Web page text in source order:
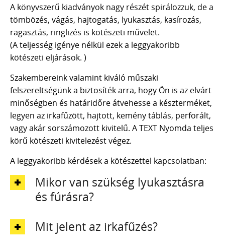
A könyvszerű kiadványok nagy részét spirálozzuk, de a
tömbözés, vágás, hajtogatás, lyukasztás, kasírozás,
ragasztás, ringlizés is kötészeti művelet.
(A teljesség igénye nélkül ezek a leggyakoribb
kötészeti eljárások. )
Szakembereink valamint kiváló műszaki
felszereltségünk a biztosíték arra, hogy Ön is az elvárt
minőségben és határidőre átvehesse a készterméket,
legyen az irkafűzött, hajtott, kemény táblás, perforált,
vagy akár sorszámozott kivitelű. A TEXT Nyomda teljes
körű kötészeti kivitelezést végez.
A leggyakoribb kérdések a kötészettel kapcsolatban:
Mikor van szükség lyukasztásra
és fúrásra?
Mit jelent az irkafűzés?